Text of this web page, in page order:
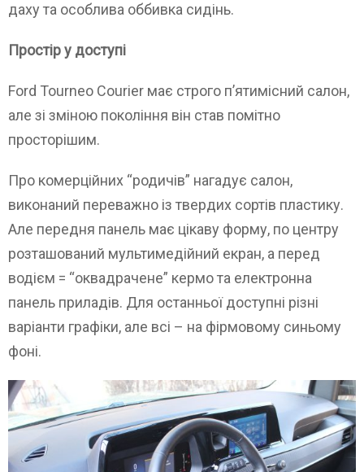
даху та особлива оббивка сидінь.
Простір у доступі
Ford Tourneo Courier має строго п’ятимісний салон,
але зі зміною покоління він став помітно
просторішим.
Про комерційних “родичів” нагадує салон,
виконаний переважно із твердих сортів пластику.
Але передня панель має цікаву форму, по центру
розташований мультимедійний екран, а перед
водієм = “оквадрачене” кермо та електронна
панель приладів. Для останньої доступні різні
варіанти графіки, але всі – на фірмовому синьому
фоні.